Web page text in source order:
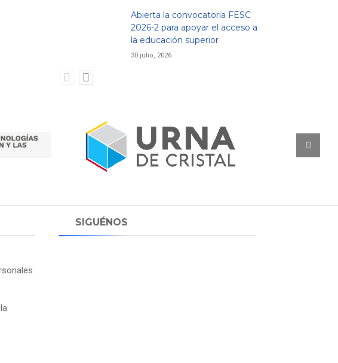
Abierta la convocatoria FESC
2026-2 para apoyar el acceso a
la educación superior
30 julio, 2026
SIGUÉNOS